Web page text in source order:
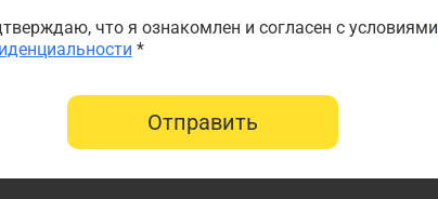
что я ознакомлен и согласен с условиями
*
Отправить